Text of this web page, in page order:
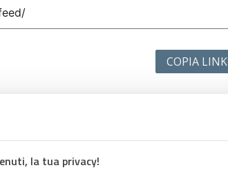
la tua privacy!
COPIA LINK